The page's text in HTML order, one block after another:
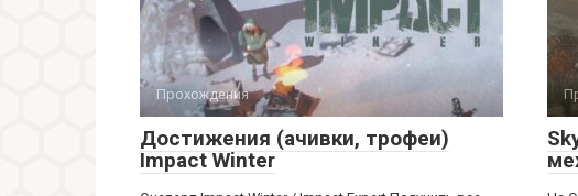
Прохождения
Достижения (ачивки, трофеи)
Impact Winter